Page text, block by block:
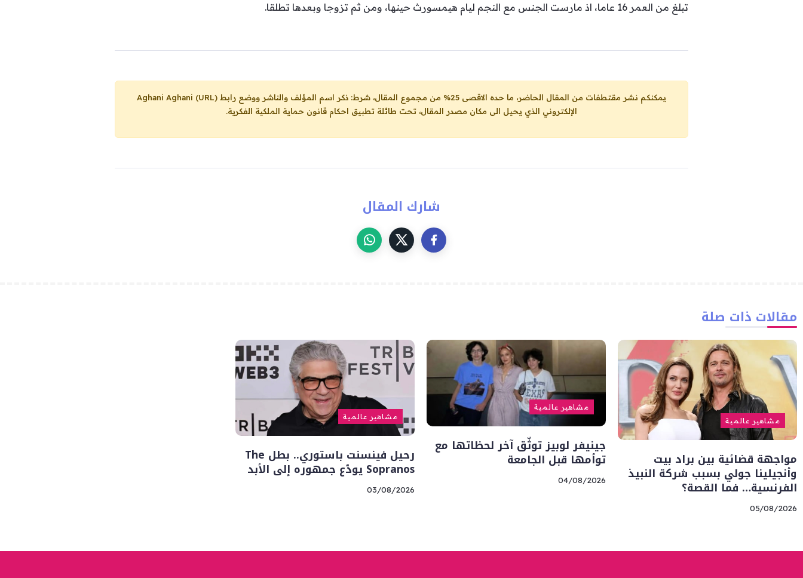
تبلغ من العمر 16 عاما، اذ مارست الجنس مع النجم ليام هيمسورث حينها، ومن ثم تزوجا وبعدها تطلقا.
يمكنكم نشر مقتطفات من المقال الحاضر، ما حده الاقصى 25% من مجموع المقال، شرط: ذكر اسم المؤلف والناشر ووضع رابط
Aghani Aghani (URL)
الإلكتروني الذي يحيل الى مكان مصدر المقال، تحت طائلة تطبيق احكام قانون حماية الملكية الفكرية.
شارك المقال
مقالات ذات صلة
مشاهير عالمية
مواجهة قضائية بين براد بيت
وأنجيلينا جولي بسبب شركة النبيذ
الفرنسية… فما القصة؟
05/08/2026
مشاهير عالمية
جينيفر لوبيز توثّق آخر لحظاتها مع
توأمها قبل الجامعة
04/08/2026
مشاهير عالمية
رحيل فينسنت باستوري.. بطل The
Sopranos يودّع جمهوره إلى الأبد
03/08/2026